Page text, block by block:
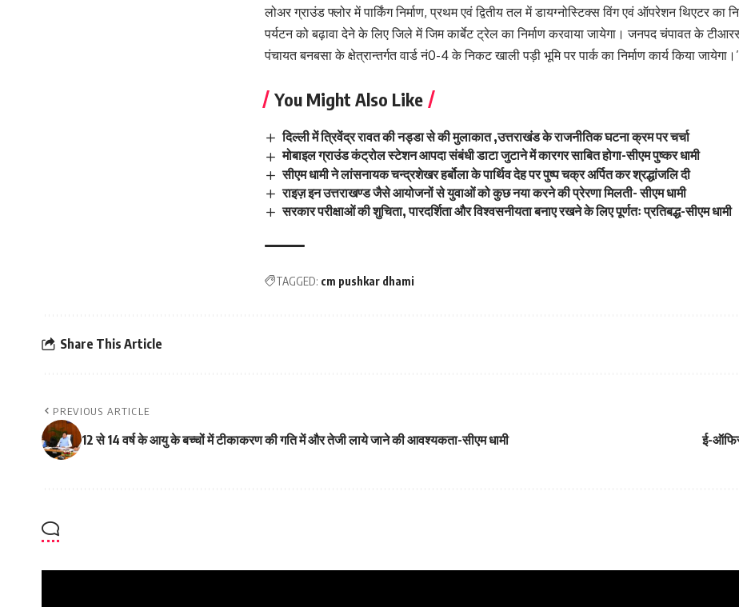
लोअर ग्राउंड फ्लोर में पार्किंग निर्माण, प्रथम एवं द्वितीय तल में डायग्नोस्टिक्स विंग एवं ऑपरेशन थिएटर का
पर्यटन को बढ़ावा देने के लिए जिले में जिम कार्बेट ट्रेल का निर्माण करवाया जायेगा। जनपद चंपावत के
पंचायत बनबसा के क्षेत्रान्तर्गत वार्ड नं0-4 के निकट खाली पड़ी भूमि पर पार्क का निर्माण कार्य किया जायेगा।’
You Might Also Like
दिल्ली में त्रिवेंद्र रावत की नड्डा से की मुलाकात ,उत्तराखंड के राजनीतिक घटना क्रम पर चर्चा
मोबाइल ग्राउंड कंट्रोल स्टेशन आपदा संबंधी डाटा जुटाने में कारगर साबित होगा-सीएम पुष्कर धामी
सीएम धामी ने लांसनायक चन्द्रशेखर हर्बोला के पार्थिव देह पर पुष्प चक्र अर्पित कर श्रद्धांजलि दी
राइज़ इन उत्तराखण्ड जैसे आयोजनों से युवाओं को कुछ नया करने की प्रेरणा मिलती- सीएम धामी
सरकार परीक्षाओं की शुचिता, पारदर्शिता और विश्वसनीयता बनाए रखने के लिए पूर्णतः प्रतिबद्ध-सीएम धामी
TAGGED: cm pushkar dhami
Share This Article
PREVIOUS ARTICLE
12 से 14 वर्ष के आयु के बच्चों में टीकाकरण की गति में और तेजी लाये जाने की आवश्यकता-सीएम धामी ई-